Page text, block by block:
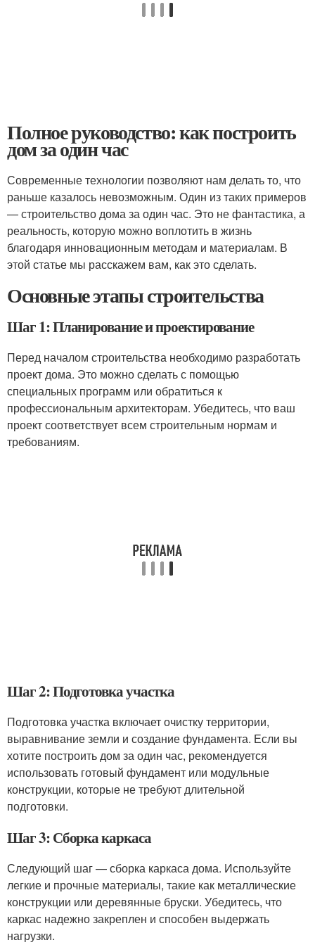
Полное руководство: как построить
дом за один час
Современные технологии позволяют нам делать то, что
раньше казалось невозможным. Один из таких примеров
— строительство дома за один час. Это не фантастика, а
реальность, которую можно воплотить в жизнь
благодаря инновационным методам и материалам. В
этой статье мы расскажем вам, как это сделать.
Основные этапы строительства
Шаг 1: Планирование и проектирование
Перед началом строительства необходимо разработать
проект дома. Это можно сделать с помощью
специальных программ или обратиться к
профессиональным архитекторам. Убедитесь, что ваш
проект соответствует всем строительным нормам и
требованиям.
Шаг 2: Подготовка участка
Подготовка участка включает очистку территории,
выравнивание земли и создание фундамента. Если вы
хотите построить дом за один час, рекомендуется
использовать готовый фундамент или модульные
конструкции, которые не требуют длительной
подготовки.
Шаг 3: Сборка каркаса
Следующий шаг — сборка каркаса дома. Используйте
легкие и прочные материалы, такие как металлические
конструкции или деревянные бруски. Убедитесь, что
каркас надежно закреплен и способен выдержать
нагрузки.